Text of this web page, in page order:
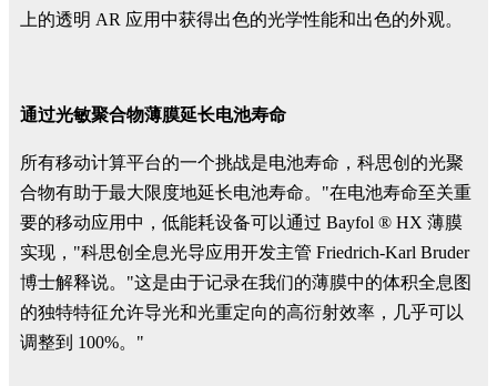
上的透明 AR 应用中获得出色的光学性能和出色的外观。
通过光敏聚合物薄膜延长电池寿命
所有移动计算平台的一个挑战是电池寿命，科思创的光聚
合物有助于最大限度地延长电池寿命。"在电池寿命至关重
要的移动应用中，低能耗设备可以通过 Bayfol ® HX 薄膜
实现，"科思创全息光导应用开发主管 Friedrich-Karl Bruder
博士解释说。"这是由于记录在我们的薄膜中的体积全息图
的独特特征允许导光和光重定向的高衍射效率，几乎可以
调整到 100%。"